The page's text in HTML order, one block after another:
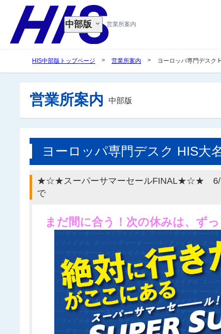
営業所案内
中部版
HIS中部版トップページ > 営業所案内 > ヨーロッパ専門デスク
営業所案内 中部版
ヨーロッパ専門デスク HIS大
★☆★スーパーサマーセールFINAL★☆★ 6/
で
まだ間に合う！次の休みは、ず